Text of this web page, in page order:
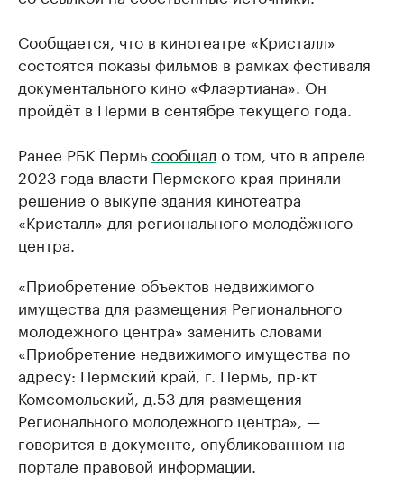
Сообщается, что в кинотеатре «Кристалл»
состоятся показы фильмов в рамках фестиваля
документального кино «Флаэртиана». Он
пройдёт в Перми в сентябре текущего года.
Ранее РБК Пермьсообщал о том, что в апреле
2023 года власти Пермского края приняли
решение о выкупе здания кинотеатра
«Кристалл» для регионального молодёжного
центра.
«Приобретение объектов недвижимого
имущества для размещения Регионального
молодежного центра» заменить словами
«Приобретение недвижимого имущества по
адресу: Пермский край, г. Пермь, пр-кт
Комсомольский, д.53 для размещения
Регионального молодежного центра», —
говорится в документе, опубликованном на
портале правовой информации.